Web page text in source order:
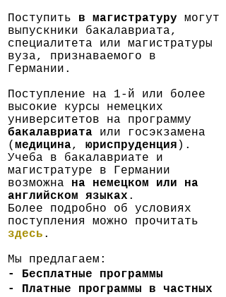
Поступить в магистратуру могут
выпускники бакалавриата,
специалитета или магистратуры
вуза, признаваемого в
Германии.
Поступление на 1-й или более
высокие курсы немецких
университетов на программу
бакалавриата или госэкзамена
( медицина, юриспруденция ).
Учеба в бакалавриате и
магистратуре в Германии
возможна на немецком или на
английском языках .
Более подробно об условиях
поступления можно прочитать
здесь .
Мы предлагаем:
- Бесплатные программы
- Платные программы в частных